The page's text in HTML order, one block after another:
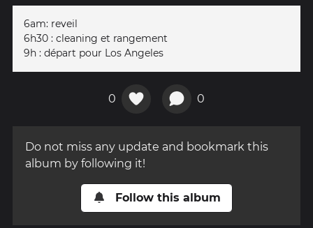
6am: reveil
6h30 : cleaning et rangement
9h : départ pour Los Angeles
0 0
Do not miss any update and bookmark this
album by following it!
Follow this album